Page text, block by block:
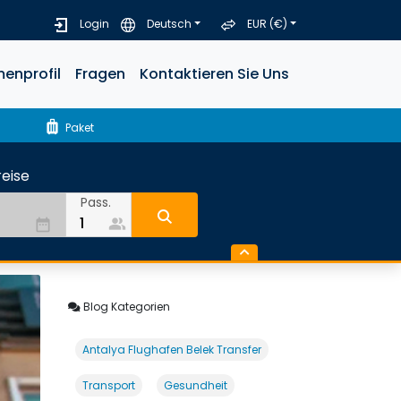
Login Deutsch EUR (€)
Fragen Kontaktieren Sie Uns
luggage Paket
date_range
Pass.
people_alt
Blog Kategorien
Antalya Flughafen Belek Transfer
Transport Gesundheit